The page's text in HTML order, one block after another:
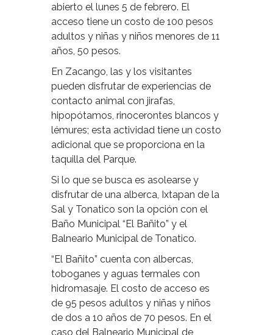
abierto el lunes 5 de febrero. El
acceso tiene un costo de 100 pesos
adultos y niñas y niños menores de 11
años, 50 pesos.
En Zacango, las y los visitantes
pueden disfrutar de experiencias de
contacto animal con jirafas,
hipopótamos, rinocerontes blancos y
lémures; esta actividad tiene un costo
adicional que se proporciona en la
taquilla del Parque.
Si lo que se busca es asolearse y
disfrutar de una alberca, Ixtapan de la
Sal y Tonatico son la opción con el
Baño Municipal “El Bañito” y el
Balneario Municipal de Tonatico.
“El Bañito” cuenta con albercas,
toboganes y aguas termales con
hidromasaje. El costo de acceso es
de 95 pesos adultos y niñas y niños
de dos a 10 años de 70 pesos. En el
caso del Balneario Municipal de